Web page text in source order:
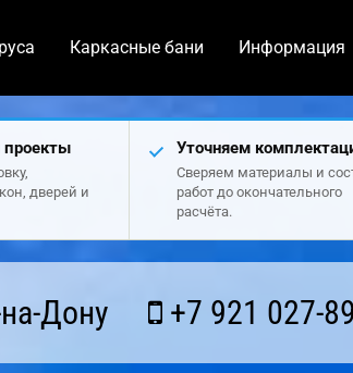
Каркасные бани Информация
проекты
дверей и
Уточняем
Сверяем материалы и
работ до окончательного
расчёта.
Дону +7 921 027-